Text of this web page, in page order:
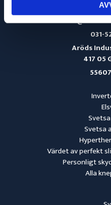
Svetsa
Värdet av perfekt
Personligt
Alla
031-
Aröds
417 05